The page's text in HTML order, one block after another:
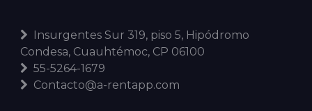
Insurgentes Sur 319, piso 5, Hipódromo
Condesa, Cuauhtémoc, CP 06100
55-5264-1679
Contacto@a-rentapp.com